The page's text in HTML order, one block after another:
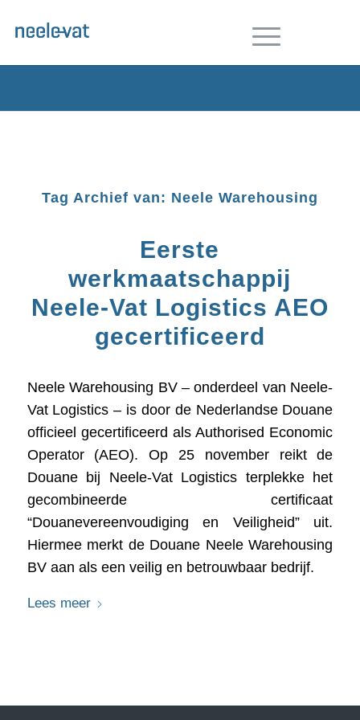
Tag Archief van: Neele Warehousing
Eerste
werkmaatschappij
Neele-Vat Logistics AEO
gecertificeerd
Neele Warehousing BV – onderdeel van Neele-
Vat Logistics – is door de Nederlandse Douane
officieel gecertificeerd als Authorised Economic
Operator (AEO). Op 25 november reikt de
Douane bij Neele-Vat Logistics terplekke het
gecombineerde certificaat
“Douanevereenvoudiging en Veiligheid” uit.
Hiermee merkt de Douane Neele Warehousing
BV aan als een veilig en betrouwbaar bedrijf.
Lees meer